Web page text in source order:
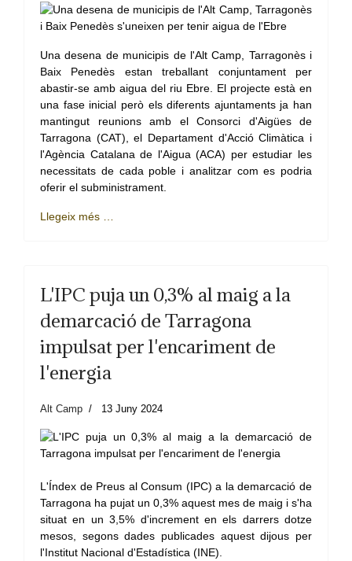
Una desena de municipis de l'Alt Camp, Tarragonès i
Baix Penedès estan treballant conjuntament per
abastir-se amb aigua del riu Ebre. El projecte està en
una fase inicial però els diferents ajuntaments ja han
mantingut reunions amb el Consorci d'Aigües de
Tarragona (CAT), el Departament d'Acció Climàtica i
l'Agència Catalana de l'Aigua (ACA) per estudiar les
necessitats de cada poble i analitzar com es podria
oferir el subministrament.
Llegeix més …
L'IPC puja un 0,3% al maig a la
demarcació de Tarragona
impulsat per l'encariment de
l'energia
Alt Camp 13 Juny 2024
L'Índex de Preus al Consum (IPC) a la demarcació de
Tarragona ha pujat un 0,3% aquest mes de maig i s'ha
situat en un 3,5% d'increment en els darrers dotze
mesos, segons dades publicades aquest dijous per
l'Institut Nacional d'Estadística (INE).